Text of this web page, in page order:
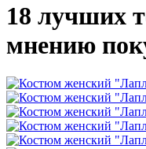
18 лучших
мнению